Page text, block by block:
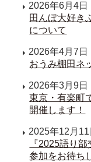
2026年6月4日
田んぼ大好き
について
2026年4月7日
おうみ棚田ネ
2026年3月9日
東京・有楽町
開催します！
2025年12月11
『2025語り
参加をお待ち